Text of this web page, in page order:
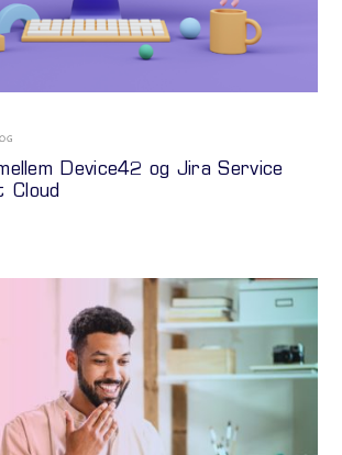
Device42 og Jira Service
Cloud